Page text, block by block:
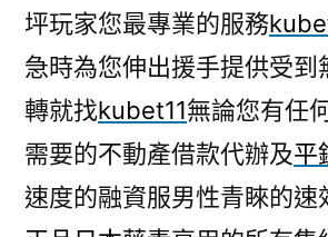
精
油
品
推
薦
的
坪玩家您最專業的服務
急時為您伸出援手提供受到
轉就找kubet11無論您有任
需要的不動產借款代辦及平
速度的融資服男性青睞的速